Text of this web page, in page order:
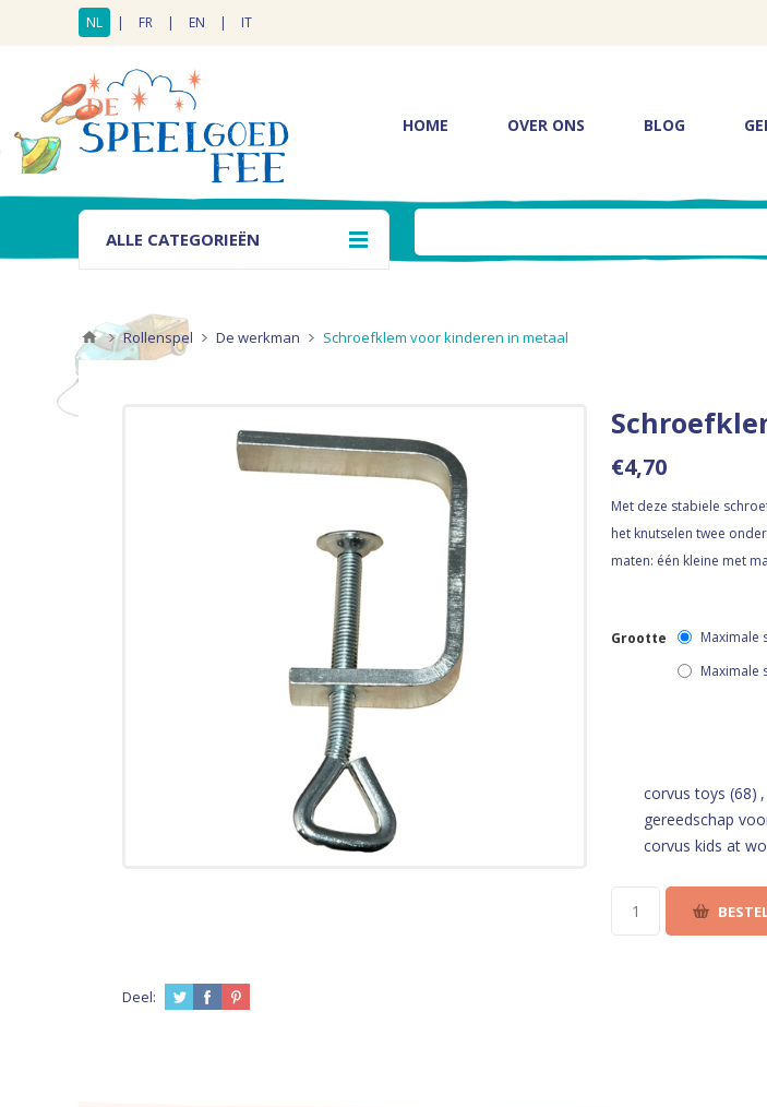
NL | FR | EN | IT
HOME OVER ONS BLOG
ALLE CATEGORIEËN
Rollenspel De werkman Schroefklem voor kinderen in metaal
€4,70
Met deze stabiele
het knutselen twee
maten: één kleine met
Grootte
Maximale
Maximale
corvus toys (68) ,
gereedschap
corvus kids at
Deel: